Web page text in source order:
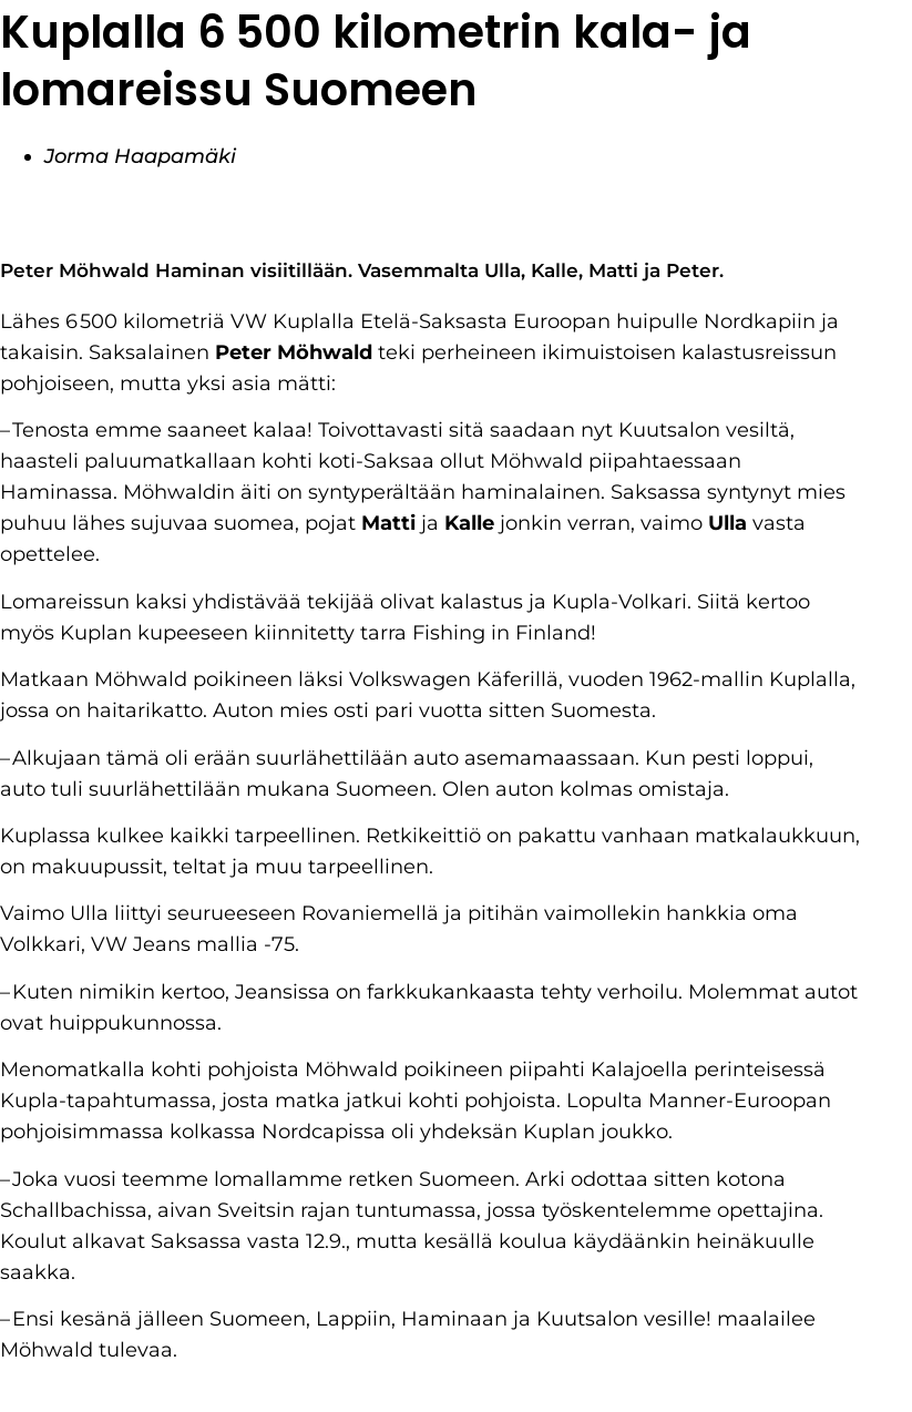
Kuplalla 6 500 kilometrin kala- ja
lomareissu Suomeen
Jorma Haapamäki
Peter Möhwald Haminan visiitillään. Vasemmalta Ulla, Kalle, Matti ja Peter.
Lähes 6 500 kilometriä VW Kuplalla Etelä-Saksasta Euroopan huipulle Nordkapiin ja
takaisin. Saksalainen Peter Möhwald teki perheineen ikimuistoisen kalastusreissun
pohjoiseen, mutta yksi asia mätti:
– Tenosta emme saaneet kalaa! Toivottavasti sitä saadaan nyt Kuutsalon vesiltä,
haasteli paluumatkallaan kohti koti-Saksaa ollut Möh­wald piipahtaessaan
Haminassa. Möhwaldin äiti on syntyperältään haminalainen. Saksassa syntynyt mies
puhuu lähes sujuvaa suomea, pojat Matti ja Kalle jonkin verran, vaimo Ulla vasta
opettelee.
Lomareissun kaksi yhdistävää tekijää olivat kalastus ja Kupla-Volkari. Siitä kertoo
myös Kuplan kupeeseen kiinnitetty tarra Fishing in Finland!
Matkaan Möhwald poikineen läksi Volkswagen Käferillä, vuoden 1962-mallin Kuplalla,
jossa on haitarikatto. Auton mies osti pari vuotta sitten Suomesta.
– Alkujaan tämä oli erään suurlähettilään auto asemamaassaan. Kun pesti loppui,
auto tuli suurlähettilään mukana Suomeen. Olen auton kolmas omistaja.
Kuplassa kulkee kaikki tarpeellinen. Retkikeittiö on pakattu vanhaan matkalaukkuun,
on makuupussit, teltat ja muu tarpeellinen.
Vaimo Ulla liittyi seurueeseen Rovaniemellä ja pitihän vaimollekin hankkia oma
Volkkari, VW Jeans mallia -75.
– Kuten nimikin kertoo, Jeansissa on farkkukankaasta tehty verhoilu. Molemmat autot
ovat huippukunnossa.
Menomatkalla kohti pohjoista Möhwald poikineen piipahti Kalajoella perinteisessä
Kupla-tapahtumassa, josta matka jatkui kohti pohjoista. Lopulta Manner-Euroopan
pohjoisimmassa kolkassa Nordcapissa oli yhdeksän Kuplan joukko.
– Joka vuosi teemme lomallamme retken Suomeen. Arki odottaa sitten kotona
Schallbachissa, aivan Sveitsin rajan tuntumassa, jossa työskentelemme opettajina.
Koulut alkavat Saksassa vasta 12.9., mutta kesällä koulua käydäänkin heinäkuulle
saakka.
– Ensi kesänä jälleen Suomeen, Lappiin, Haminaan ja Kuutsalon vesille! maalailee
Möhwald tulevaa.